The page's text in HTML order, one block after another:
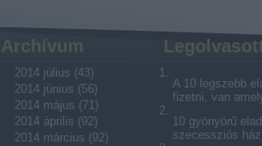
Archívum
2014 július (43)
2014 június (56)
2014 május (71)
2014 április (92)
2014 március (92)
A 10 legszebb
fizetni, van
10 gyönyörű
szecessziós